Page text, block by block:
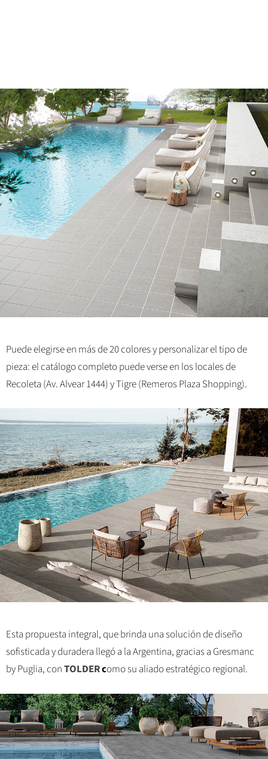
Puede elegirse en más de 20 colores y personalizar el tipo de
pieza: el catálogo completo puede verse en los locales de
Recoleta (Av. Alvear 1444) y Tigre (Remeros Plaza Shopping).
Esta propuesta integral, que brinda una solución de diseño
sofisticada y duradera llegó a la Argentina, gracias a Gresmanc
by Puglia, conTOLDERcomo su aliado estratégico regional.